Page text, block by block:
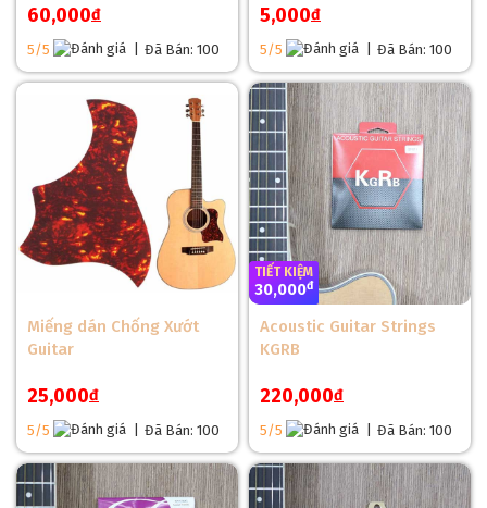
60,000đ
5/5 Đã Bán: 100
5,000đ
5/5 Đã Bán: 100
Miếng dán Chống Xướt
Guitar
25,000đ
5/5 Đã Bán: 100
TIẾT KIỆM
30,000đ
Acoustic Guitar Strings
KGRB
220,000đ
5/5 Đã Bán: 100